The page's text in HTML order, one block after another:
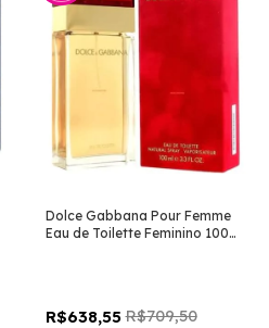
Dolce Gabbana Pour Femme
Eau de Toilette Feminino 100
R$638,55 R$709,50